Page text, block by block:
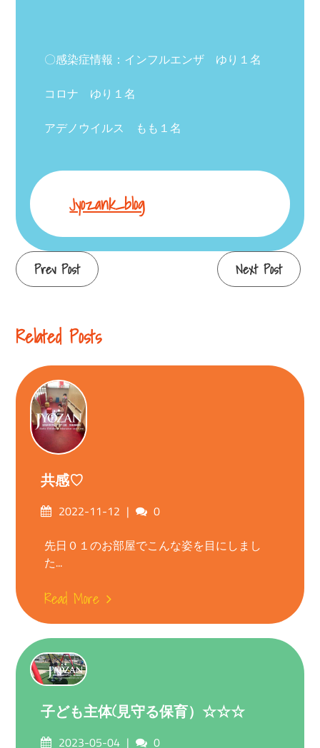
〇感染症情報：インフルエンザ ゆり１名
コロナ ゆり１名
アデノウイルス もも１名
Jyozank_blog
Continue
Prev Post Next Post
Related Posts
共感♡
Posted2022-11-12 Comments
0
先日０１のお部屋でこんな姿を目にしまし
た...
Read More
子ども主体(見守る保育）☆☆☆
Posted2023-05-04 Comments
0